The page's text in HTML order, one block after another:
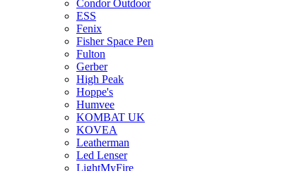
Condor Outdoor
ESS
Fenix
Fisher Space Pen
Fulton
Gerber
High Peak
Hoppe's
Humvee
KOMBAT UK
KOVEA
Leatherman
Led Lenser
LightMyFire